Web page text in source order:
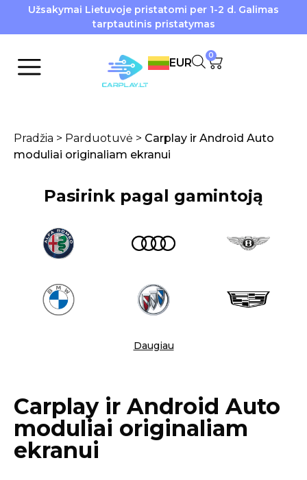
Užsakymai Lietuvoje pristatomi per 1-2 d. Galimas
tarptautinis pristatymas
EUR
0
Pradžia > Parduotuvė > Carplay ir Android Auto
moduliai originaliam ekranui
Pasirink pagal gamintoją
Daugiau
Carplay ir Android Auto
moduliai originaliam
ekranui